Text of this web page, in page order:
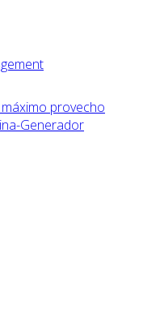
provecho
Generador